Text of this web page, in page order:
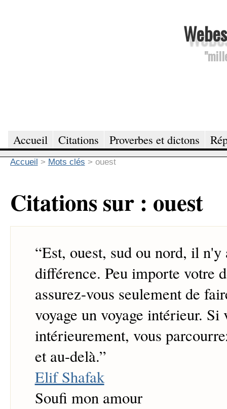
Accueil Citations Proverbes et dictons
Accueil > Mots clés > ouest
Citations sur : ouest
“Est, ouest, sud ou nord, il n'y
différence. Peu importe votre
assurez-vous seulement de
voyage un voyage intérieur. Si
intérieurement, vous
et au-delà.”
Elif Shafak
Soufi mon amour